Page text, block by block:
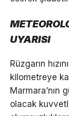
UYARISI
Rüzgarın
kilometreye
Marmara’nın
olacak